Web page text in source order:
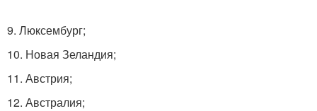
9. Люксембург;
10. Новая Зеландия;
11. Австрия;
12. Австралия;